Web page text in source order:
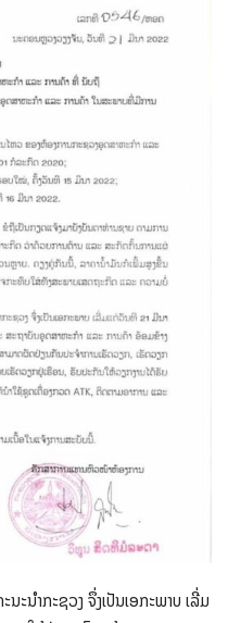
ນໍາກະຊວງ ຈຶ່ງເປັນເອກະພາບ ເລີ່ມ